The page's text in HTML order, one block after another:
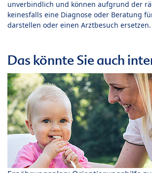
unverbindlich und können aufgrund der
keinesfalls eine Diagnose oder Beratung
darstellen oder einen Arztbesuch ersetzen.
Das könnte Sie auch